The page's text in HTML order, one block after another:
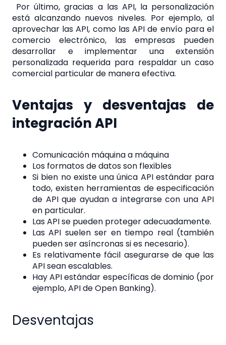
Por último, gracias a las API, la personalización
está alcanzando nuevos niveles. Por ejemplo, al
aprovechar las API, como las API de envío para el
comercio electrónico, las empresas pueden
desarrollar e implementar una extensión
personalizada requerida para respaldar un caso
comercial particular de manera efectiva.
Ventajas y desventajas de
integración API
Comunicación máquina a máquina
Los formatos de datos son flexibles
Si bien no existe una única API estándar para
todo, existen herramientas de especificación
de API que ayudan a integrarse con una API
en particular.
Las API se pueden proteger adecuadamente.
Las API suelen ser en tiempo real (también
pueden ser asíncronas si es necesario).
Es relativamente fácil asegurarse de que las
API sean escalables.
Hay API estándar específicas de dominio (por
ejemplo, API de Open Banking).
Desventajas